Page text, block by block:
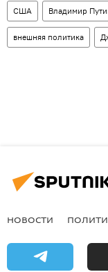
США Владимир
внешняя политика
НОВОСТИ